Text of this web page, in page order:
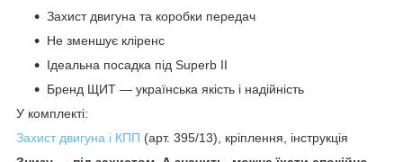
Захист двигуна та коробки передач
Не зменшує кліренс
Ідеальна посадка під Superb II
Бренд ЩИТ — українська якість і надійність
У комплекті:
Захист двигуна і КПП (арт. 395/13), кріплення, інструкція